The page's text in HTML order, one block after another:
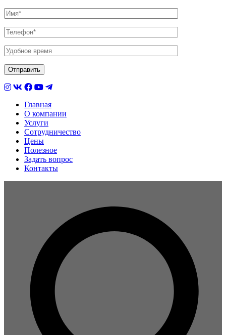
Главная
О компании
Услуги
Сотрудничество
Цены
Полезное
Задать вопрос
Контакты